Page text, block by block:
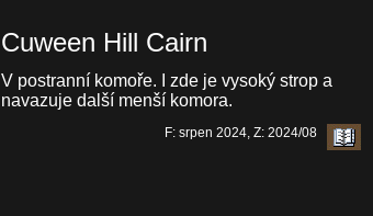
Cuween Hill Cairn
V postranní komoře. I zde je vysoký strop a
navazuje další menší komora.
F: srpen 2024, Z: 2024/08